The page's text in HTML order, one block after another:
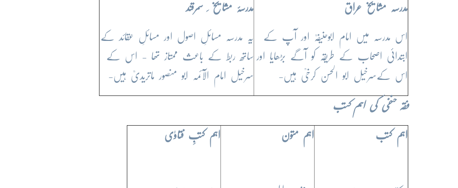
مدرسہ مشایخ عراق
اس مدرسہ میں امام ابوحنیفہؒ اور آپ کے
ابتدائی اصحاب کے طریقہ کو آگے بڑھایا اور
اس کےسرخیل ابو الحسن کرخیؒ ہیں-
مدرسۂ مشایخ ِ سمرقند
یہ مدرسہ مسائلِ اصول اور مسائلِ عقائد کے
ساتھ ربط کے باعث ممتاز تھا - اس کے
سرخیل امام الآئمہ ابو منصور ماتریدیؒ ہیں-
فقہ حنفی کی اہم کتب
اہم کتب اہم متون اہم کتبِ فتاوٰی